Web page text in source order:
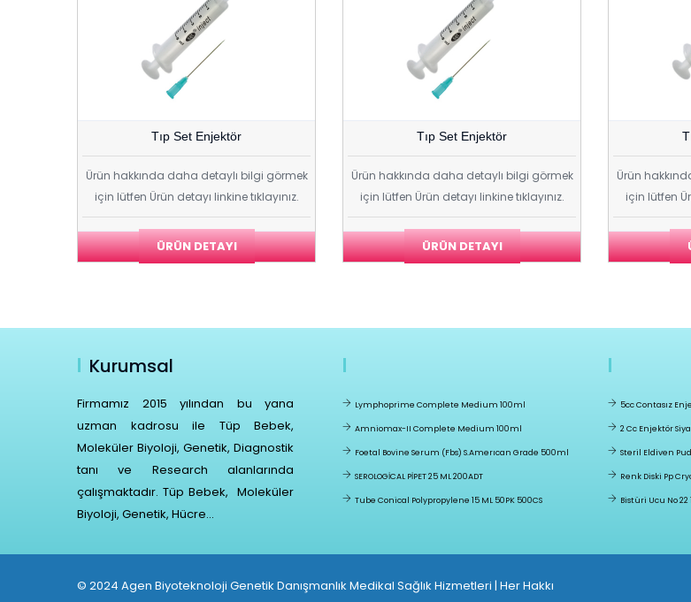
Tıp Set Enjektör
Ürün hakkında daha detaylı bilgi görmek
için lütfen Ürün detayı linkine tıklayınız.
ÜRÜN DETAYI
Tıp Set Enjektör
Ürün hakkında daha detaylı bilgi görmek
için lütfen Ürün detayı linkine tıklayınız.
ÜRÜN DETAYI
Ürün
için lütfen
Kurumsal
Firmamız 2015 yılından bu yana
uzman kadrosu ile Tüp Bebek,
Moleküler Biyoloji, Genetik, Diagnostik
tanı ve Research alanlarında
çalışmaktadır. Tüp Bebek, Moleküler
Biyoloji, Genetik, Hücre...
Lymphoprime Complete Medium 100ml
Amniomax-II Complete Medium 100ml
Foetal Bovine Serum (fbs) S.amerıcan Grade 500ml
SEROLOGİCAL PİPET 25 ML 200ADT
Tube Conical Polypropylene 15 ML 50PK 500CS
5cc Contasız
2 Cc Enjektör
Steril Eldiven
Renk Diski Pp
Bistüri Ucu No
© 2024 Agen Biyoteknoloji Genetik Danışmanlık Medikal Sağlık Hizmetleri | Her Hakkı